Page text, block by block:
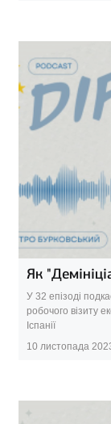
Як
У 32 епізоді
робочого візиту
Іспанії
10 листопада